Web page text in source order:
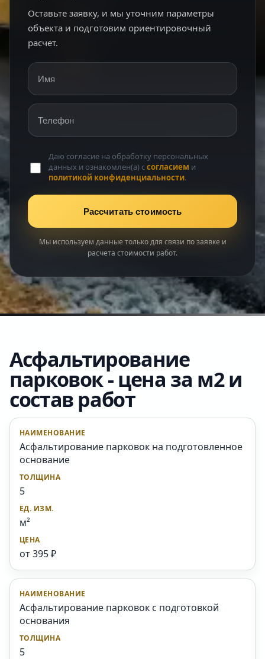
Оставьте заявку, и мы уточним параметры
объекта и подготовим ориентировочный
расчет.
Имя
Телефон
Даю согласие на обработку персональных
данных и ознакомлен(а) ссогласием и
политикой конфиденциальности.
Рассчитать стоимость
Мы используем данные только для связи по заявке и
расчета стоимости работ.
Асфальтирование
парковок - цена за м2 и
состав работ
Асфальтирование парковок на подготовленное
основание
5
м²
от 395 ₽
Асфальтирование парковок с подготовкой
основания
5